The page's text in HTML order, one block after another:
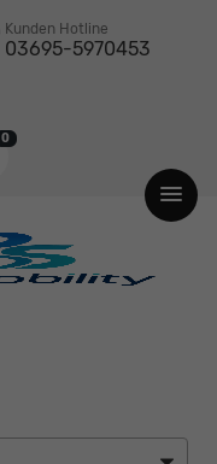
Kunden Hotline
03695-5970453
0